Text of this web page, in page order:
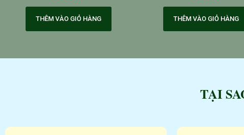
THÊM VÀO GIỎ HÀNG THÊM VÀO GIỎ HÀNG
TẠI